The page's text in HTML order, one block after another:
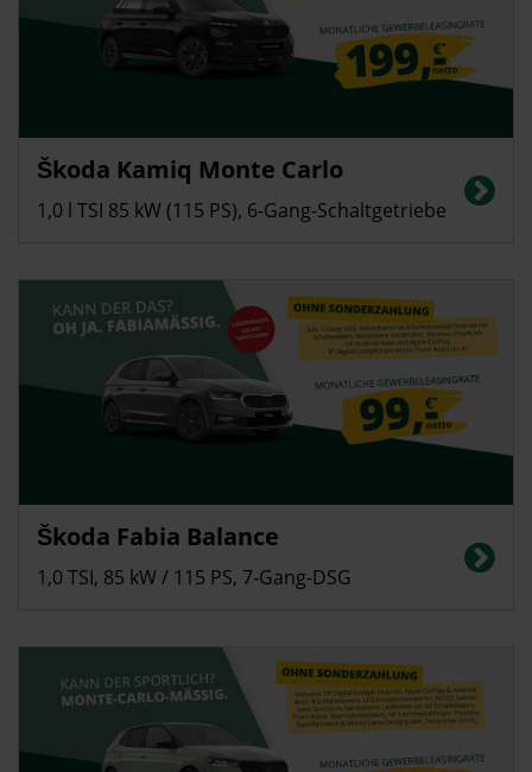
Energieverbrauch in l/100 km (kombiniert): 5,4; CO2-Emissionen
(kombiniert): 123 g/km, CO2-Klasse: D
Škoda Kamiq Monte Carlo
1,0 l TSI 85 kW (115 PS), 6-Gang-Schaltgetriebe
Energieverbrauch in l/100 km (kombiniert): 5,4; CO2-Emissionen
(kombiniert): 122 g/km, CO2-Klasse: D
Škoda Fabia Balance
1,0 TSI, 85 kW / 115 PS, 7-Gang-DSG